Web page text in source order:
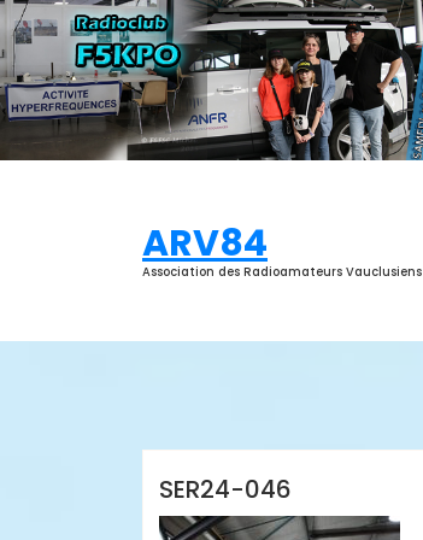
Aller
au
contenu
ARV84
Association des Radioamateurs Vauclusiens
SER24-046